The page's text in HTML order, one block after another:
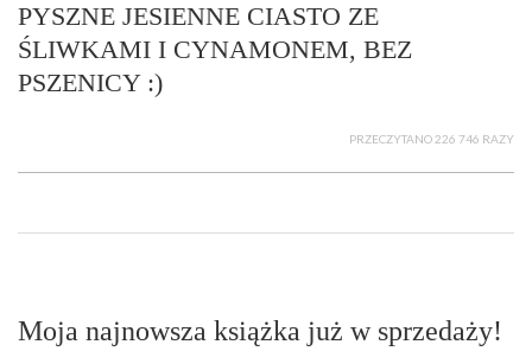
PYSZNE JESIENNE CIASTO ZE
ŚLIWKAMI I CYNAMONEM, BEZ
PSZENICY :)
PRZECZYTANO 226 746 RAZY
Moja najnowsza książka już w sprzedaży!